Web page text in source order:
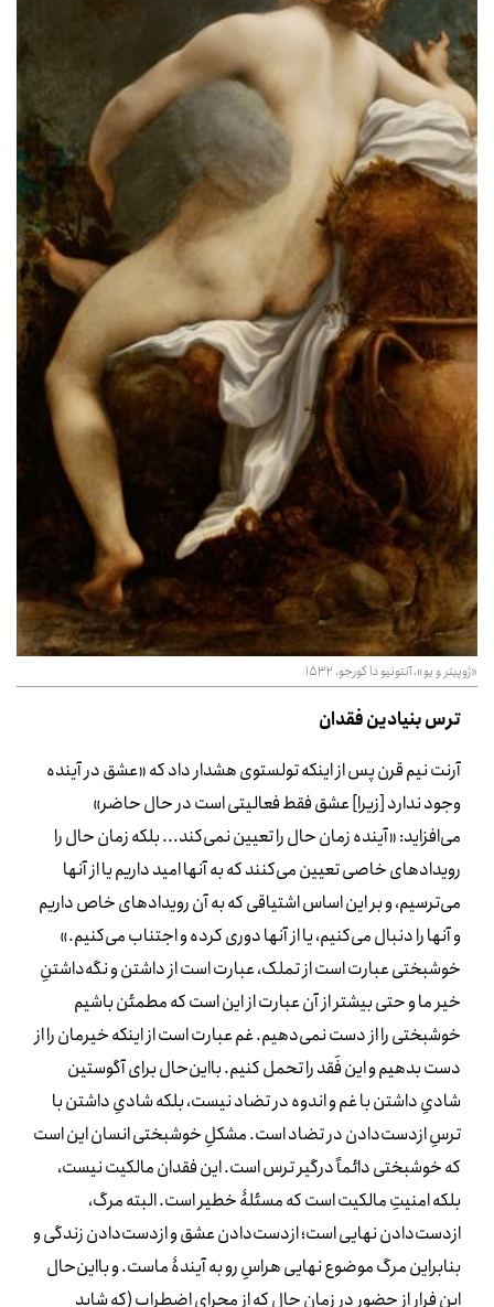
«ژوپیتر و یو»، آنتونیو دا کورجو، 1532
ترس بنیادین فقدان
آرنت نیم قرن پس از اینکه تولستوی هشدار داد که «عشق در آینده
وجود ندارد [زیرا] عشق فقط فعالیتی است در حال حاضر»
می‌افزاید: «آینده زمان حال را تعیین نمی‌کند... بلکه زمان حال را
رویدادهای خاصی تعیین می‌کنند که به آنها امید داریم یا از آنها
می‌ترسیم، و بر این اساس اشتیاقی که به آن رویدادهای خاص داریم
و آنها را دنبال می‌کنیم، یا از آنها دوری کرده و اجتناب می‌کنیم.»
خوشبختی عبارت است از تملک، عبارت است از داشتن و نگه‌داشتنِ
خیر ما و حتی بیشتر از آن عبارت از این است که مطمئن باشیم
خوشبختی را از دست نمی‌دهیم. غم عبارت است از اینکه خیرمان را از
دست بدهیم و این فَقد را تحمل کنیم. بااین‌حال برای آگوستین
شادیِ داشتن با غم و اندوه در تضاد نیست، بلکه شادیِ داشتن با
ترسِ ازدست‌دادن در تضاد است. مشکلِ خوشبختی انسان این است
که خوشبختی دائماً درگیر ترس است. این فقدان مالکیت نیست،
بلکه امنیتِ مالکیت است که مسئلۀ خطیر است. البته مرگ،
ازدست‌دادن نهایی است؛ ازدست‌دادن عشق و ازدست‌دادن زندگی و
بنابراین مرگ موضوع نهایی هراسِ رو به آیندۀ ماست. و بااین‌حال
این فرار از حضور در زمان حال که از مجرای اضطراب (که شاید